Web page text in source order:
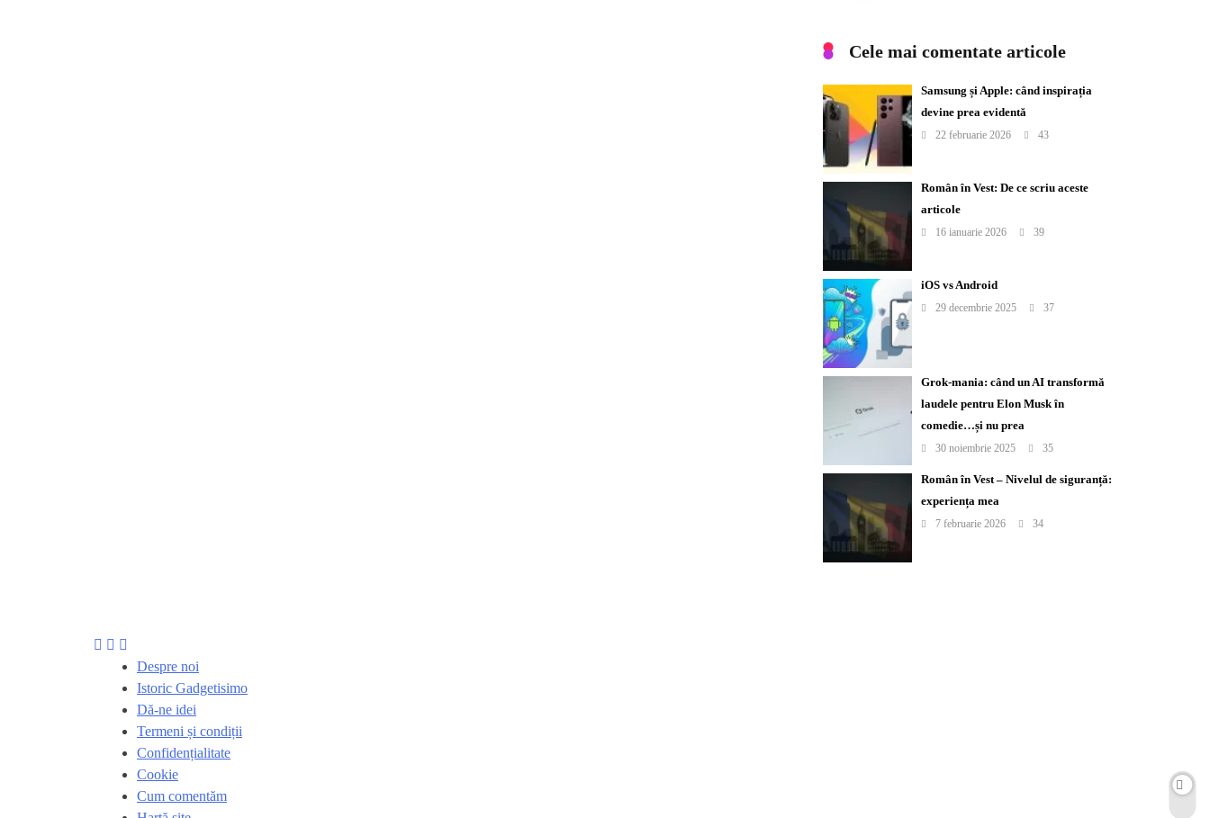
Cele mai comentate articole
Samsung și Apple: când inspirația
devine prea evidentă
22 februarie 2026 43
Român în Vest: De ce scriu aceste
articole
16 ianuarie 2026 39
iOS vs Android
29 decembrie 2025 37
Grok-mania: când un AI transformă
laudele pentru Elon Musk în
comedie…și nu prea
30 noiembrie 2025 35
Român în Vest – Nivelul de siguranță:
experiența mea
7 februarie 2026 34
Despre noi
Istoric Gadgetisimo
Dă-ne idei
Termeni și condiții
Confidențialitate
Cookie
Cum comentăm